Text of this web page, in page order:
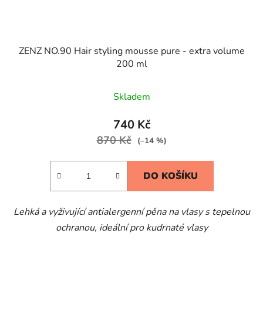
ZENZ NO.90 Hair styling mousse pure - extra volume
200 ml
Skladem
740 Kč
870 Kč (–14 %)
DO KOŠÍKU
Lehká a vyživující antialergenní pěna na vlasy s tepelnou
ochranou, ideální pro kudrnaté vlasy